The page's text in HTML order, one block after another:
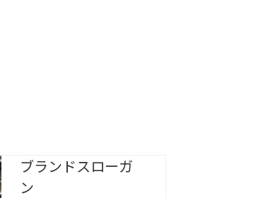
ブランドスローガ
ン